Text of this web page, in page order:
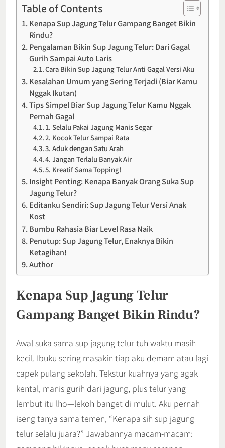
Table of Contents
Kenapa Sup Jagung Telur Gampang Banget Bikin
Rindu?
Pengalaman Bikin Sup Jagung Telur: Dari Gagal
Gurih Sampai Auto Laris
Cara Bikin Sup Jagung Telur Anti Gagal Versi Aku
Kesalahan Umum yang Sering Terjadi (Biar Kamu
Nggak Ikutan)
Tips Simpel Biar Sup Jagung Telur Kamu Nggak
Pernah Gagal
1. Selalu Pakai Jagung Manis Segar
2. Kocok Telur Sampai Rata
3. Aduk dengan Satu Arah
4. Jangan Terlalu Banyak Air
5. Kreatif Sama Topping!
Insight Penting: Kenapa Banyak Orang Suka Sup
Jagung Telur?
Editanku Sendiri: Sup Jagung Telur Versi Anak
Kost
Bumbu Rahasia Biar Level Rasa Naik
Penutup: Sup Jagung Telur, Enaknya Bikin
Ketagihan!
Author
Kenapa Sup Jagung Telur
Gampang Banget Bikin Rindu?
Awal suka sama sup jagung telur tuh waktu masih
kecil. Ibuku sering masakin tiap aku demam atau lagi
capek pulang sekolah. Tekstur kuahnya yang agak
kental, manis gurih dari jagung, plus telur yang
lembut itu lho—lekoh banget di mulut. Aku pernah
iseng tanya sama temen, “Kenapa sih sup jagung
telur selalu juara?” Jawabannya macam-macam: